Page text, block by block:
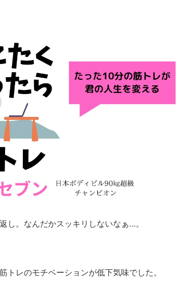
し。なんだかスッキリしないなぁ…。
レのモチベーションが低下気味でした。